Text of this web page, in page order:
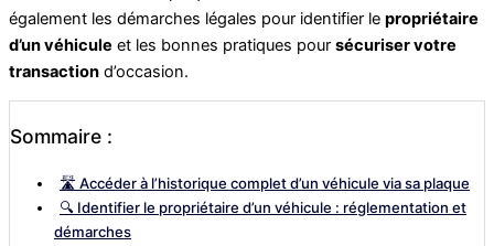
également les démarches légales pour identifier le propriétaire
d’un véhicule et les bonnes pratiques pour sécuriser votre
transaction d’occasion.
Sommaire :
🛣️ Accéder à l’historique complet d’un véhicule via sa plaque
🔍 Identifier le propriétaire d’un véhicule : réglementation et
démarches